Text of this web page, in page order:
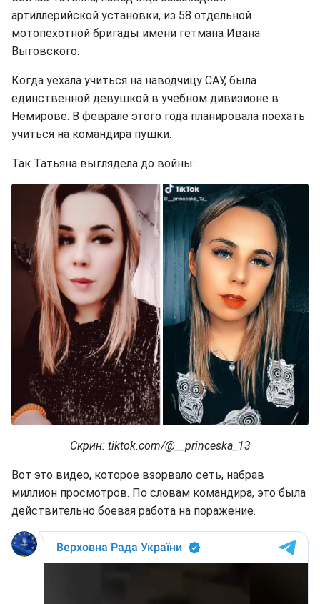
артиллерийской установки, из 58 отдельной
мотопехотной бригады имени гетмана Ивана
Выговского.
Когда уехала учиться на наводчицу САУ, была
единственной девушкой в учебном дивизионе в
Немирове. В феврале этого года планировала поехать
учиться на командира пушки.
Так Татьяна выглядела до войны:
Скрин: tiktok.com/@__princeska_13
Вот это видео, которое взорвало сеть, набрав
миллион просмотров. По словам командира, это была
действительно боевая работа на поражение.